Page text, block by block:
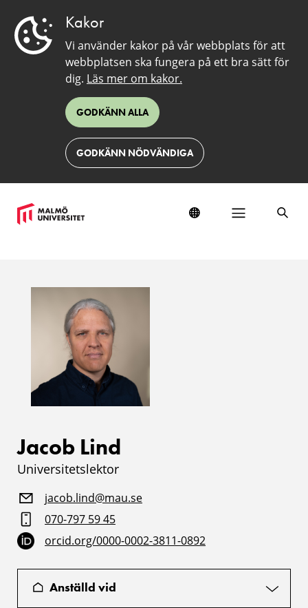
Kakor
Vi använder kakor på vår webbplats för att
webbplatsen ska fungera på ett bra sätt för
dig. Läs mer om kakor.
GODKÄNN ALLA
GODKÄNN NÖDVÄNDIGA
Jacob Lind
Universitetslektor
jacob.lind@mau.se
070-797 59 45
orcid.org/0000-0002-3811-0892
Anställd vid